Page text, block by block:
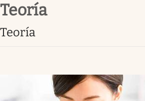
Infotechnology
Eventos Corporativos
teoría
teoría